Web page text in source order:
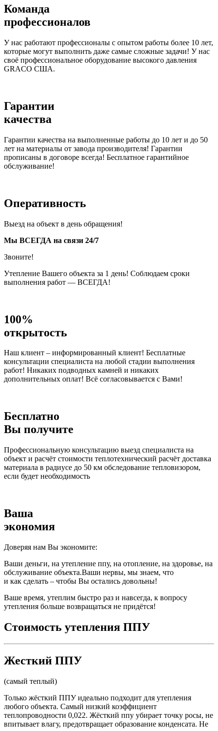
Команда
профессионалов
У нас работают профессионалы с опытом работы более 10 лет,
которые могут выполнить даже самые сложные задачи! У нас
своё профессиональное оборудование высокого давления
GRACO США.
Гарантии
качества
Гарантии качества на выполненные работы до 10 лет и до 50
лет на материалы от завода производителя! Гарантии
прописаны в договоре всегда! Бесплатное гарантийное
обслуживание!
Оперативность
Выезд на объект в день обращения!
Мы ВСЕГДА на связи 24/7
Звоните!
Утепление Вашего объекта за 1 день! Соблюдаем сроки
выполнения работ — ВСЕГДА!
100%
открытость
Наш клиент – информированный клиент! Бесплатные
консультации специалиста на любой стадии выполнения
работ! Никаких подводных камней и никаких
дополнительных оплат! Всё согласовывается с Вами!
Бесплатно
Вы получите
Профессиональную консультацию выезд специалиста на
объект и расчёт стоимости теплотехнический расчёт доставка
материала в радиусе до 50 км обследование тепловизором,
если будет необходимость
Ваша
экономия
Доверяя нам Вы экономите:
Ваши деньги, на утепление ппу, на отопление, на здоровье, на
обслуживание объекта.Ваши нервы, мы знаем, что
и как сделать – чтобы Вы остались довольны!
Ваше время, утеплим быстро раз и навсегда, к вопросу
утепления больше возвращаться не придётся!
Стоимость утепления ППУ
Жесткий ППУ
(самый теплый)
Только жёсткий ППУ идеально подходит для утепления
любого объекта. Самый низкий коэффициент
теплопроводности 0,022. Жёсткий ппу убирает точку росы, не
впитывает влагу, предотвращает образование конденсата. Не